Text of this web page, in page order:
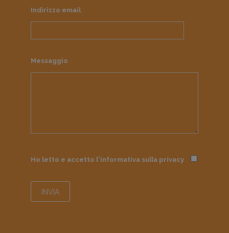
Indirizzo email
Messaggio
Ho letto e accetto l'informativa sulla privacy